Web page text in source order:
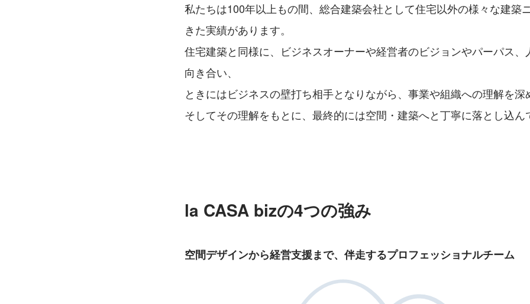
私たちは100年以上もの間、総合建築会社として住宅以外の様々な建築
きた実績があります。
住宅建築と同様に、ビジネスオーナーや経営者のビジョンやパーパス、
向き合い、
ときにはビジネスの壁打ち相手となりながら、事業や組織への理解を深
そしてその理解をもとに、最終的には空間・建築へと丁寧に落とし込ん
la CASA bizの4つの強み
空間デザインから経営支援まで、伴走するプロフェッショナルチーム